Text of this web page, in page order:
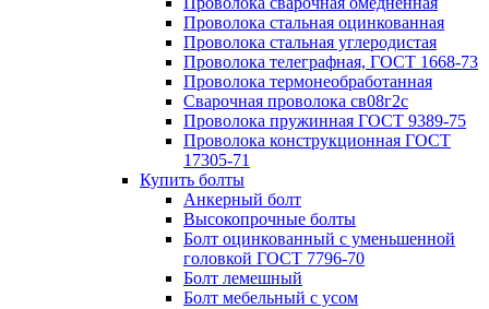
Проволока стальная оцинкованная
Проволока стальная углеродистая
Проволока телеграфная, ГОСТ 1668-73
Проволока термонеобработанная
Сварочная проволока св08г2с
Проволока пружинная ГОСТ 9389-75
Проволока конструкционная ГОСТ
17305-71
Купить болты
Анкерный болт
Высокопрочные болты
Болт оцинкованный с уменьшенной
головкой ГОСТ 7796-70
Болт лемешный
Болт мебельный с усом